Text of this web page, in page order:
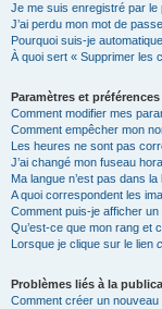
Je me suis enregistré par
J’ai perdu mon mot de
Pourquoi suis-je
À quoi sert « Supprimer les
Paramètres et
Comment modifier mes
Comment empêcher mon
Les heures ne sont pas
J’ai changé mon fuseau
Ma langue n’est pas dans la
A quoi correspondent les
Comment puis-je afficher un
Qu’est-ce que mon rang et
Lorsque je clique sur le lien
Problèmes liés à la
Comment créer un